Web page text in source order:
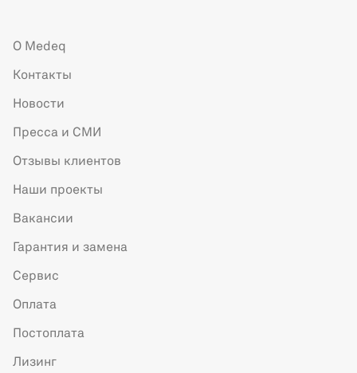
О Medeq
Контакты
Новости
Пресса и СМИ
Отзывы клиентов
Наши проекты
Вакансии
Гарантия и замена
Сервис
Оплата
Постоплата
Лизинг